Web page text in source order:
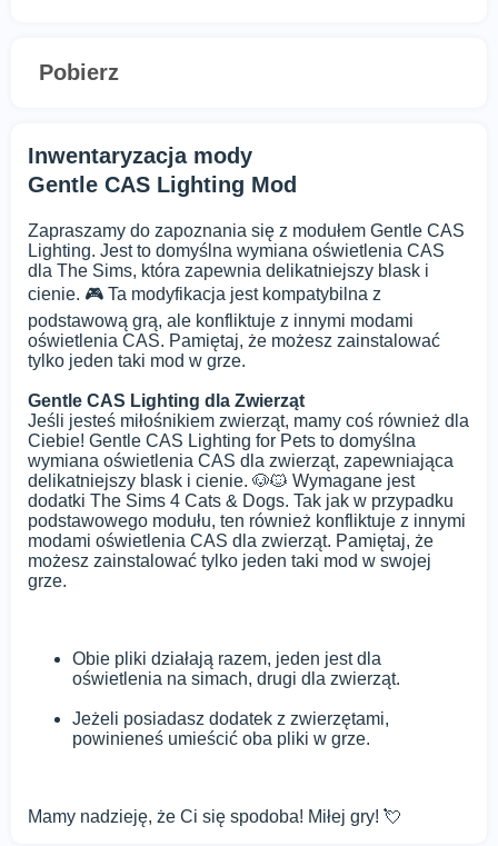
Pobierz
Inwentaryzacja mody
Gentle CAS Lighting Mod
Zapraszamy do zapoznania się z modułem Gentle CAS
Lighting. Jest to domyślna wymiana oświetlenia CAS
dla The Sims, która zapewnia delikatniejszy blask i
cienie. 🎮 Ta modyfikacja jest kompatybilna z
podstawową grą, ale konfliktuje z innymi modami
oświetlenia CAS. Pamiętaj, że możesz zainstalować
tylko jeden taki mod w grze.
Gentle CAS Lighting dla Zwierząt
Jeśli jesteś miłośnikiem zwierząt, mamy coś również dla
Ciebie! Gentle CAS Lighting for Pets to domyślna
wymiana oświetlenia CAS dla zwierząt, zapewniająca
delikatniejszy blask i cienie. 🐶🐱 Wymagane jest
dodatki The Sims 4 Cats & Dogs. Tak jak w przypadku
podstawowego modułu, ten również konfliktuje z innymi
modami oświetlenia CAS dla zwierząt. Pamiętaj, że
możesz zainstalować tylko jeden taki mod w swojej
grze.
Obie pliki działają razem, jeden jest dla
oświetlenia na simach, drugi dla zwierząt.
Jeżeli posiadasz dodatek z zwierzętami,
powinieneś umieścić oba pliki w grze.
Mamy nadzieję, że Ci się spodoba! Miłej gry! 💘